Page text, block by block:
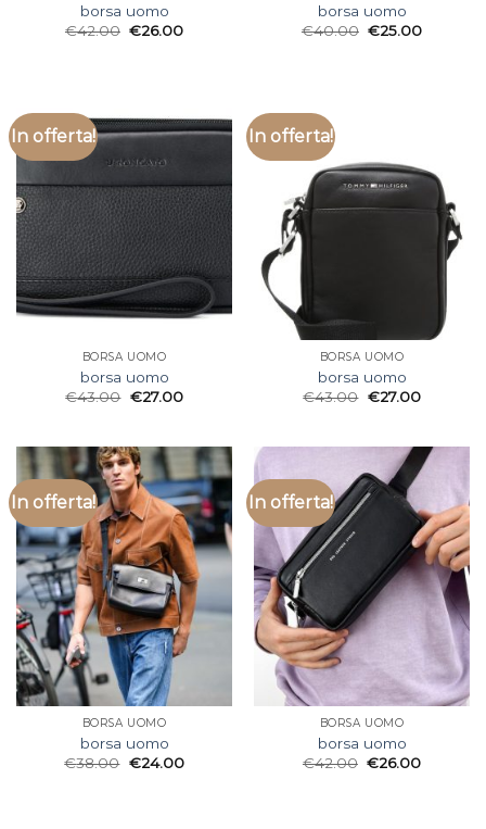
borsa uomo
€42.00 €26.00
borsa uomo
€40.00 €25.00
In offerta!
BORSA UOMO
borsa uomo
€43.00 €27.00
In offerta!
BORSA UOMO
borsa uomo
€43.00 €27.00
In offerta!
BORSA UOMO
borsa uomo
€38.00 €24.00
In offerta!
BORSA UOMO
borsa uomo
€42.00 €26.00